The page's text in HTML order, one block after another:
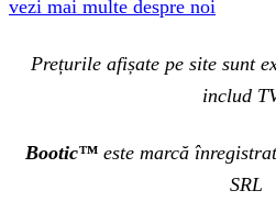
vezi mai multe despre noi
Prețurile afișate pe site sunt
includ
Bootic™ este marcă
SRL